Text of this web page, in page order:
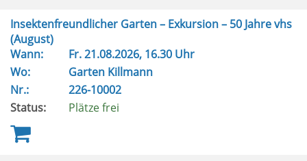
Insektenfreundlicher Garten – Exkursion – 50 Jahre vhs
(August)
Wann:
Fr.21.08.2026, 16.30 Uhr
Wo:
Garten Killmann
Nr.:
226-10002
Status:
Plätze frei